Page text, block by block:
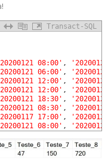
Transact-SQL
08:00' ,
06:00' ,
12:00' ,
12:00' ,
18:30' ,
08:30' ,
17:00' ,
08:00' ,